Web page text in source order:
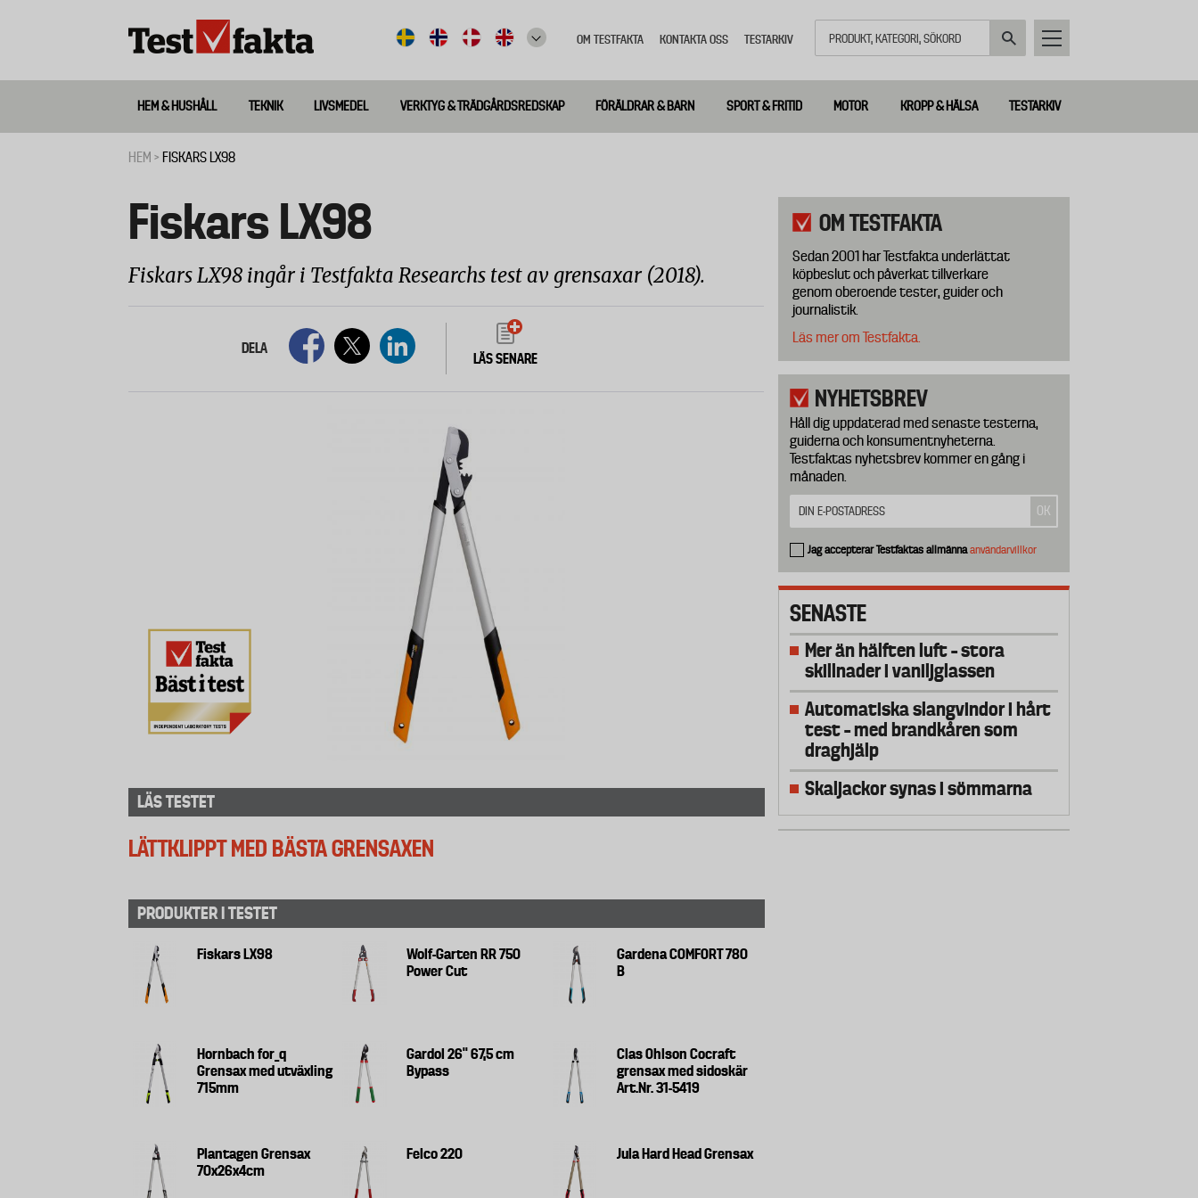
meny
OM TESTFAKTA KONTAKTA OSS TESTARKIV
Huvudmeny
ny
HEM & HUSHÅLL TEKNIK LIVSMEDEL VERKTYG & TRÄDGÅRDSREDSKAP FÖRÄLDRAR & BARN SPORT & FRITID MOTOR KROPP & HÄLSA TESTARKIV
HEM FISKARS LX98
Fiskars LX98
Fiskars LX98 ingår i Testfakta Researchs test av grensaxar (2018).
DELA
LÄS SENARE
LÄS TESTET
LÄTTKLIPPT MED BÄSTA GRENSAXEN
PRODUKTER I TESTET
Fiskars LX98
Wolf-Garten RR 750
Power Cut
Gardena COMFORT 780
B
Hornbach for_q
Grensax med utväxling
715mm
Gardol 26'' 67,5 cm
Bypass
Clas Ohlson Cocraft
grensax med sidoskär
Art.Nr. 31-5419
Plantagen Grensax
70x26x4cm
Felco 220 Jula Hard Head Grensax
OM TESTFAKTA
Sedan 2001 har Testfakta underlättat
köpbeslut och påverkat tillverkare
genom oberoende tester, guider och
journalistik.
Läs mer om Testfakta.
NYHETSBREV
Håll dig uppdaterad med senaste testerna,
guiderna och konsumentnyheterna.
Testfaktas nyhetsbrev kommer en gång i
månaden.
Jag accepterar Testfaktas allmännaanvändarvillkor
SENASTE
Mer än hälften luft – stora
skillnader i vaniljglassen
Automatiska slangvindor i hårt
test – med brandkåren som
draghjälp
Skaljackor synas i sömmarna